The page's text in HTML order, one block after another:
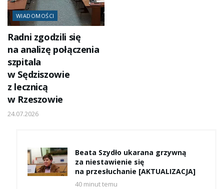
WIADOMOŚCI
Radni zgodzili się
na analizę połączenia
szpitala
w Sędziszowie
z lecznicą
w Rzeszowie
24.07.2026
Beata Szydło ukarana grzywną
za niestawienie się
na przesłuchanie [AKTUALIZACJA]
40 minut temu